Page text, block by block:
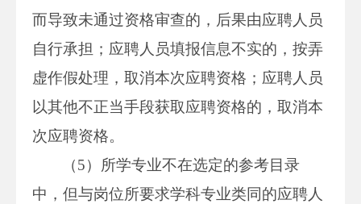
而导致未通过资格审查的，后果由应聘人员
自行承担；应聘人员填报信息不实的，按弄
虚作假处理，取消本次应聘资格；应聘人员
以其他不正当手段获取应聘资格的，取消本
次应聘资格。
（5）所学专业不在选定的参考目录
中，但与岗位所要求学科专业类同的应聘人